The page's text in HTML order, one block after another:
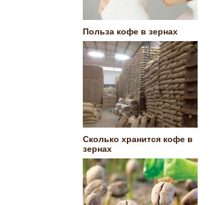
Польза кофе в зернах
Сколько хранится кофе в
зернах